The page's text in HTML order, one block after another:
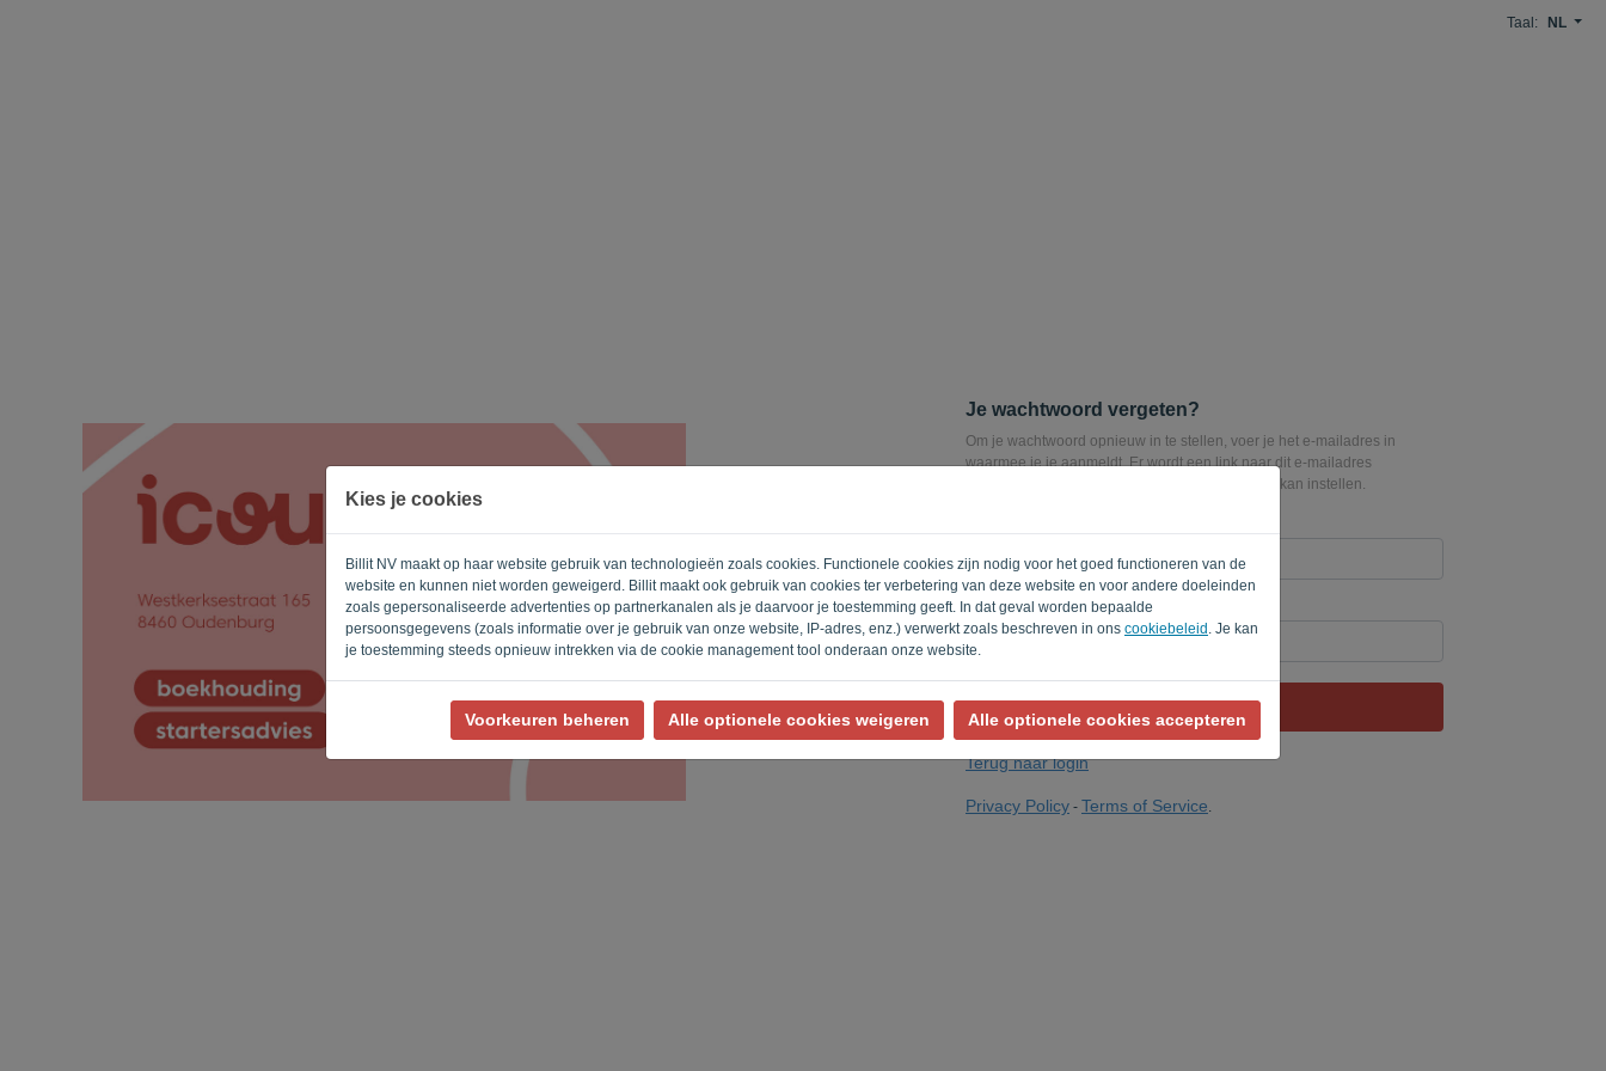
Kies je cookies
Billit NV maakt op haar website gebruik van technologieën zoals cookies. Functionele cookies zijn nodig voor het goed functioneren van de
website en kunnen niet worden geweigerd. Billit maakt ook gebruik van cookies ter verbetering van deze website en voor andere doeleinden
zoals gepersonaliseerde advertenties op partnerkanalen als je daarvoor je toestemming geeft. In dat geval worden bepaalde
persoonsgegevens (zoals informatie over je gebruik van onze website, IP-adres, enz.) verwerkt zoals beschreven in ons cookiebeleid . Je kan
je toestemming steeds opnieuw intrekken via de cookie management tool onderaan onze website.
Voorkeuren beheren Alle optionele cookies weigeren Alle optionele cookies accepteren
Taal: NL
Je wachtwoord vergeten?
Om je wachtwoord opnieuw in te stellen, voer je het e-mailadres in
waarmee je je aanmeldt. Er wordt een link naar dit e-mailadres
verzonden, waarmee je je wachtwoord opnieuw kan instellen.
Geen robot? Vul dan ' ' in.
VERSTUUR LINK
Terug naar login
Privacy Policy - Terms of Service